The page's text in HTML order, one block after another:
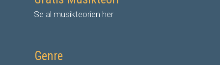
Se al musikteorien her
Genre